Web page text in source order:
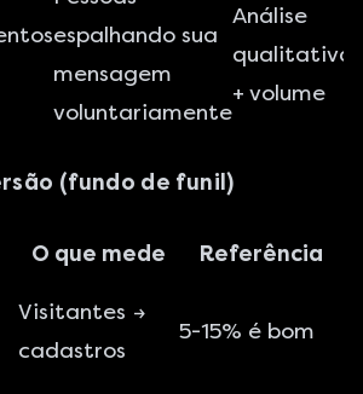
espalhando sua
mensagem
voluntariamente
Análise
qualitativa
+ volume
(fundo de funil)
O que mede
Referência
Visitantes →
cadastros
5-15% é bom